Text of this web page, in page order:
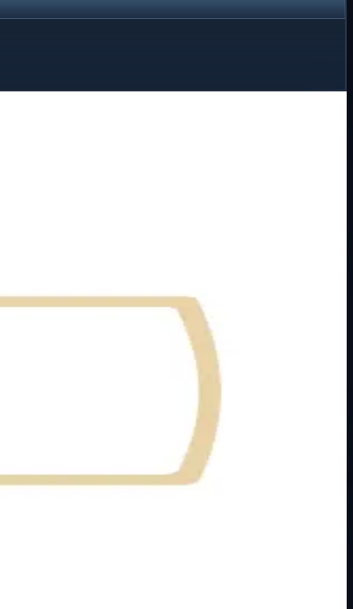
zid u montažnu kutij…